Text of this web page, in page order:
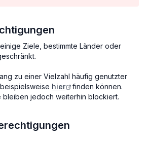
Ziele, bestimmte Länder oder
zu einer Vielzahl häufig genutzter
hier finden können.
bleiben jedoch weiterhin blockiert.